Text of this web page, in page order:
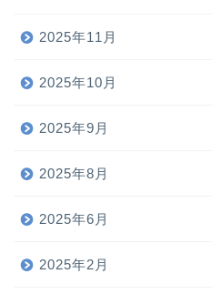
2025年11月
2025年10月
2025年9月
2025年8月
2025年6月
2025年2月